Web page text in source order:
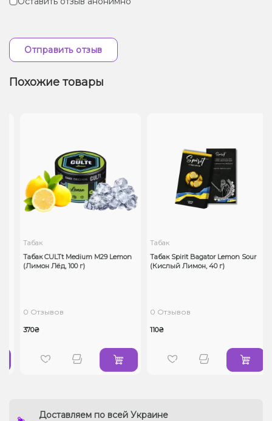
Отправить отзыв
Похожие товары
Табак
Табак CULTt Medium M29 Lemon
(Лимон Лёд, 100 г)
0 Отзывов
370₴
Табак
Табак Spirit Bagator Lemon Sour
(Кислый Лимон, 40 г)
0 Отзывов
110₴
Доставляем по всей Украине